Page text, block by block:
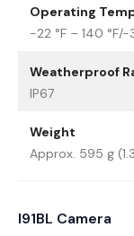
Operating
-22 °F – 140
Weatherproof
IP67
Weight
Approx. 595 g
I91BL Camera